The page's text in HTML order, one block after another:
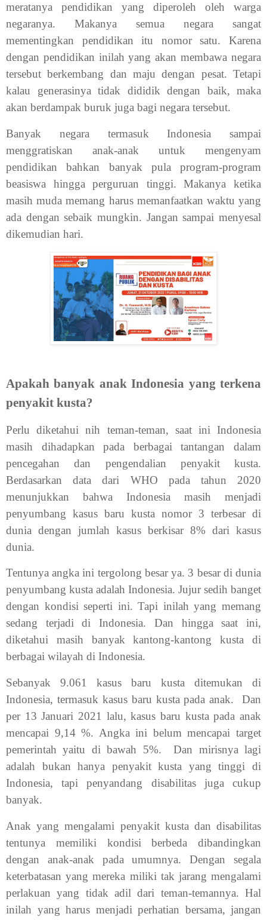
meratanya pendidikan yang diperoleh oleh warga
negaranya. Makanya semua negara sangat
mementingkan pendidikan itu nomor satu. Karena
dengan pendidikan inilah yang akan membawa negara
tersebut berkembang dan maju dengan pesat. Tetapi
kalau generasinya tidak dididik dengan baik, maka
akan berdampak buruk juga bagi negara tersebut.
Banyak negara termasuk Indonesia sampai
menggratiskan anak-anak untuk mengenyam
pendidikan bahkan banyak pula program-program
beasiswa hingga perguruan tinggi. Makanya ketika
masih muda memang harus memanfaatkan waktu yang
ada dengan sebaik mungkin. Jangan sampai menyesal
dikemudian hari.
Apakah banyak anak Indonesia yang terkena
penyakit kusta?
Perlu diketahui nih teman-teman, saat ini Indonesia
masih dihadapkan pada berbagai tantangan dalam
pencegahan dan pengendalian penyakit kusta.
Berdasarkan data dari WHO pada tahun 2020
menunjukkan bahwa Indonesia masih menjadi
penyumbang kasus baru kusta nomor 3 terbesar di
dunia dengan jumlah kasus berkisar 8% dari kasus
dunia.
Tentunya angka ini tergolong besar ya. 3 besar di dunia
penyumbang kusta adalah Indonesia. Jujur sedih banget
dengan kondisi seperti ini. Tapi inilah yang memang
sedang terjadi di Indonesia. Dan hingga saat ini,
diketahui masih banyak kantong-kantong kusta di
berbagai wilayah di Indonesia.
Sebanyak 9.061 kasus baru kusta ditemukan di
Indonesia, termasuk kasus baru kusta pada anak.
Dan
per 13 Januari 2021 lalu, kasus baru kusta pada anak
mencapai 9,14 %. Angka ini belum mencapai target
pemerintah yaitu di bawah 5%.
Dan mirisnya lagi
adalah bukan hanya penyakit kusta yang tinggi di
Indonesia, tapi penyandang disabilitas juga cukup
banyak.
Anak yang mengalami penyakit kusta dan disabilitas
tentunya memiliki kondisi berbeda dibandingkan
dengan anak-anak pada umumnya. Dengan segala
keterbatasan yang mereka miliki tak jarang mengalami
perlakuan yang tidak adil dari teman-temannya. Hal
inilah yang harus menjadi perhatian bersama, jangan